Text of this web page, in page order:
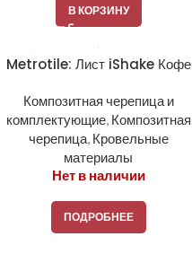
В КОРЗИНУ
Metrotile: Лист iShake Кофе
Композитная черепица и
комплектующие, Композитная
черепица, Кровельные
материалы
Нет в наличии
ПОДРОБНЕЕ